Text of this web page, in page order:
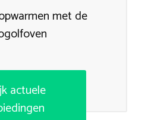
met de
actuele